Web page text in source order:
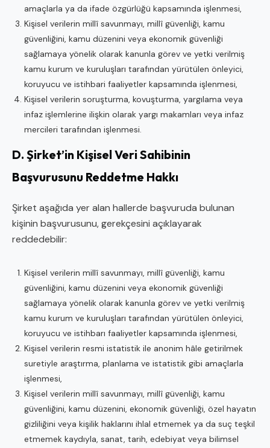
amaçlarla ya da ifade özgürlüğü kapsamında işlenmesi,
Kişisel verilerin millî savunmayı, millî güvenliği, kamu
güvenliğini, kamu düzenini veya ekonomik güvenliği
sağlamaya yönelik olarak kanunla görev ve yetki verilmiş
kamu kurum ve kuruluşları tarafından yürütülen önleyici,
koruyucu ve istihbari faaliyetler kapsamında işlenmesi,
Kişisel verilerin soruşturma, kovuşturma, yargılama veya
infaz işlemlerine ilişkin olarak yargı makamları veya infaz
mercileri tarafından işlenmesi.
D. Şirket’in Kişisel Veri Sahibinin
Başvurusunu Reddetme Hakkı
Şirket aşağıda yer alan hallerde başvuruda bulunan
kişinin başvurusunu, gerekçesini açıklayarak
reddedebilir:
Kişisel verilerin millî savunmayı, millî güvenliği, kamu
güvenliğini, kamu düzenini veya ekonomik güvenliği
sağlamaya yönelik olarak kanunla görev ve yetki verilmiş
kamu kurum ve kuruluşları tarafından yürütülen önleyici,
koruyucu ve istihbarı faaliyetler kapsamında işlenmesi,
Kişisel verilerin resmi istatistik ile anonim hâle getirilmek
suretiyle araştırma, planlama ve istatistik gibi amaçlarla
işlenmesi,
Kişisel verilerin millî savunmayı, millî güvenliği, kamu
güvenliğini, kamu düzenini, ekonomik güvenliği, özel hayatın
gizliliğini veya kişilik haklarını ihlal etmemek ya da suç teşkil
etmemek kaydıyla, sanat, tarih, edebiyat veya bilimsel